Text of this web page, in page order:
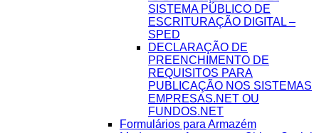
SISTEMA PÚBLICO DE
ESCRITURAÇÃO DIGITAL –
SPED
DECLARAÇÃO DE
PREENCHIMENTO DE
REQUISITOS PARA
PUBLICAÇÃO NOS SISTEMAS
EMPRESAS.NET OU
FUNDOS.NET
Formulários para Armazém